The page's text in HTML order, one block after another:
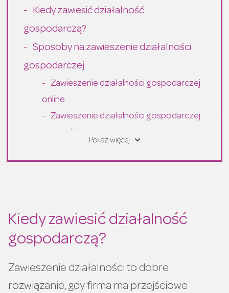
Kiedy zawiesić działalność
gospodarczą?
Sposoby na zawieszenie działalności
gospodarczej
Zawieszenie działalności gospodarczej
online
Zawieszenie działalności gospodarczej
w urzędzie
działalność?
Pokaż więcej
Kiedy zawiesić działalność
gospodarczą?
Zawieszenie działalności to dobre
rozwiązanie, gdy firma ma przejściowe